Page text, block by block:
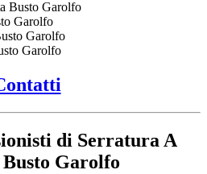
Busto Garolfo
Garolfo
Garolfo
Garolfo
di Serratura A
Garolfo